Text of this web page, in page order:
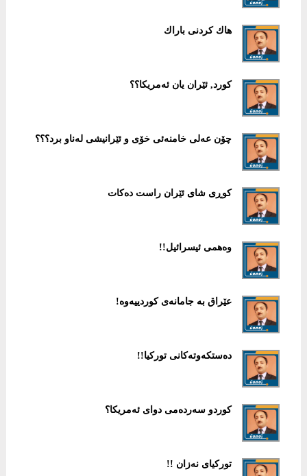
هاك كردنی باراك
كورد, ئێران یان ئەمریكا؟؟
چۆن عەلی خامنەئی خۆی و ئێرانیشی لەناو برد؟؟؟
كوڕی شای ئێران راست دەكات
وەهمی ئیسرائیل!!
عێراق بە جامانەی كوردییەوە!
دەستكەوتەكانی توركیا!!
كوردو سەردەمی دوای ئەمریكا؟
توركیای نەزان !!